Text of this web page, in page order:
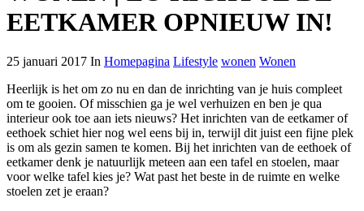
EETKAMER OPNIEUW IN!
25 januari 2017 In Homepagina Lifestyle wonen Wonen
Heerlijk is het om zo nu en dan de inrichting van je huis compleet
om te gooien. Of misschien ga je wel verhuizen en ben je qua
interieur ook toe aan iets nieuws? Het inrichten van de eetkamer of
eethoek schiet hier nog wel eens bij in, terwijl dit juist een fijne plek
is om als gezin samen te komen. Bij het inrichten van de eethoek of
eetkamer denk je natuurlijk meteen aan een tafel en stoelen, maar
voor welke tafel kies je? Wat past het beste in de ruimte en welke
stoelen zet je eraan?